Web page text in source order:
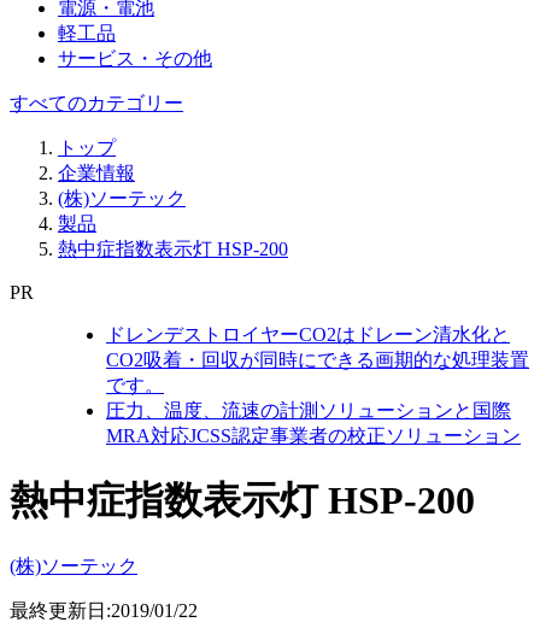
電源・電池
軽工品
サービス・その他
すべてのカテゴリー
トップ
企業情報
(株)ソーテック
製品
熱中症指数表示灯 HSP-200
PR
ドレンデストロイヤーCO2はドレーン清水化と
CO2吸着・回収が同時にできる画期的な処理装置
です。
圧力、温度、流速の計測ソリューションと国際
MRA対応JCSS認定事業者の校正ソリューション
熱中症指数表示灯 HSP-200
(株)ソーテック
最終更新日:2019/01/22